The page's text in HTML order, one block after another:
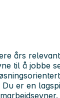
års
til å jobbe
er en